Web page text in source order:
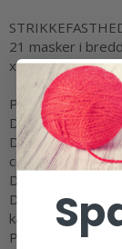
21 masker i
x 10 cm.
PINDE:
DROPS
DROPS
cm til glatstrik.
DROPS
DROPS
kanter i retstrik.
Pinde nr er kun